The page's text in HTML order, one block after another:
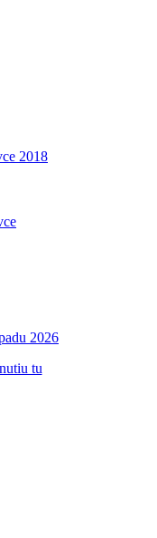
2018
2026
tu